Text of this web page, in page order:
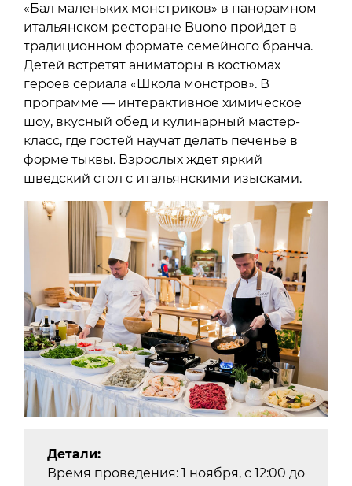
«Бал маленьких монстриков» в панорамном
итальянском ресторане Buono пройдет в
традиционном формате семейного бранча.
Детей встретят аниматоры в костюмах
героев сериала «Школа монстров». В
программе — интерактивное химическое
шоу, вкусный обед и кулинарный мастер-
класс, где гостей научат делать печенье в
форме тыквы. Взрослых ждет яркий
шведский стол с итальянскими изысками.
Детали:
Время проведения: 1 ноября, с 12:00 до